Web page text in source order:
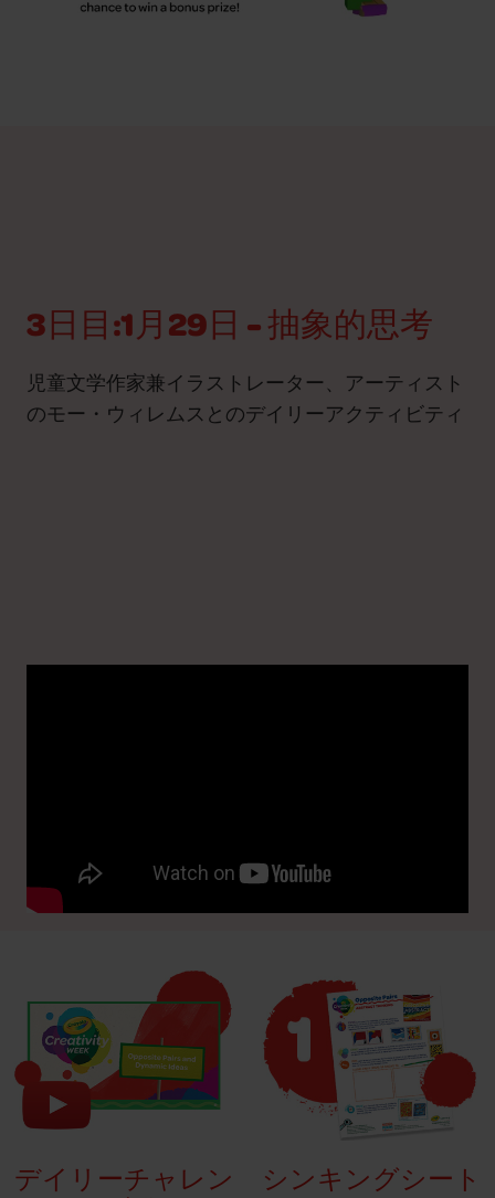
3日目:1月29日 - 抽象的思考
児童文学作家兼イラストレーター、アーティスト
のモー・ウィレムスとのデイリーアクティビティ
デイリーチャレン
シンキングシート